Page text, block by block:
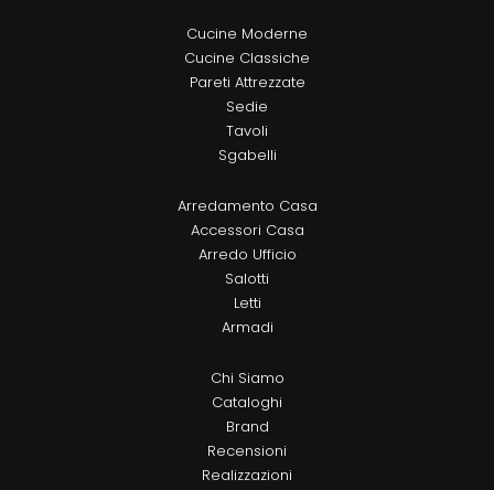
Cucine Moderne
Cucine Classiche
Pareti Attrezzate
Sedie
Tavoli
Sgabelli
Arredamento Casa
Accessori Casa
Arredo Ufficio
Salotti
Letti
Armadi
Chi Siamo
Cataloghi
Brand
Recensioni
Realizzazioni